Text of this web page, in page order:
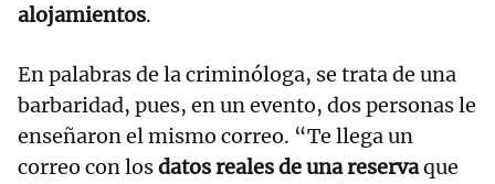
alojamientos.
En palabras de la criminóloga, se trata de una
barbaridad, pues, en un evento, dos personas le
enseñaron el mismo correo. “Te llega un
correo con losdatos reales de una reservaque